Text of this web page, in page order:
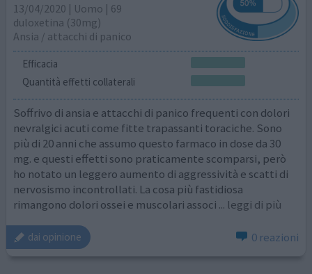
13/04/2020 | Uomo | 69
duloxetina (30mg)
Ansia / attacchi di panico
Efficacia
Quantità effetti collaterali
Soffrivo di ansia e attacchi di panico frequenti con dolori
nevralgici acuti come fitte trapassanti toraciche. Sono
più di 20 anni che assumo questo farmaco in dose da 30
mg. e questi effetti sono praticamente scomparsi, però
ho notato un leggero aumento di aggressività e scatti di
nervosismo incontrollati. La cosa più fastidiosa
rimangono dolori ossei e muscolari associ ... leggi di più
dai opinione 0 reazioni